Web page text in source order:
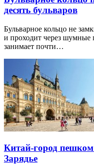
десять бульваров
Бульварное кольцо не
и проходит через
занимает почти…
Китай-город
Зарядье